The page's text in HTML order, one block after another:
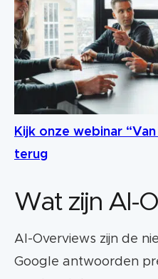
Kijk onze webinar
terug
Wat zijn AI-
AI-Overviews zijn de
Google antwoorden